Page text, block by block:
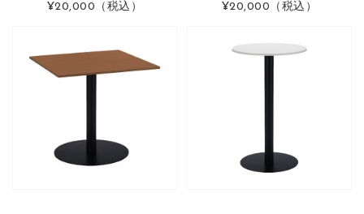
¥20,000 （税込） ¥20,000 （税込）